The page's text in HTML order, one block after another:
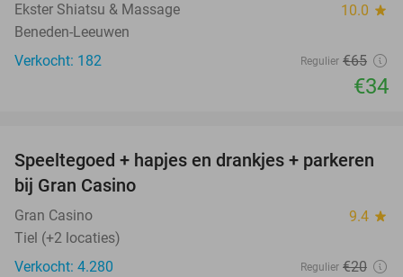
Ekster Shiatsu & Massage 10.0 star
Beneden-Leeuwen
Verkocht: 182
Regulier €65
€34
50%
Speeltegoed + hapjes en drankjes + parkeren
bij Gran Casino
Gran Casino 9.4 star
Tiel (+2 locaties)
Verkocht: 4.280
Regulier €20